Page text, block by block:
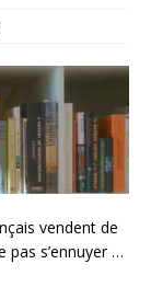
vendent de
s’ennuyer …